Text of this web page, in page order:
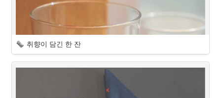
취향이 담긴 한 잔